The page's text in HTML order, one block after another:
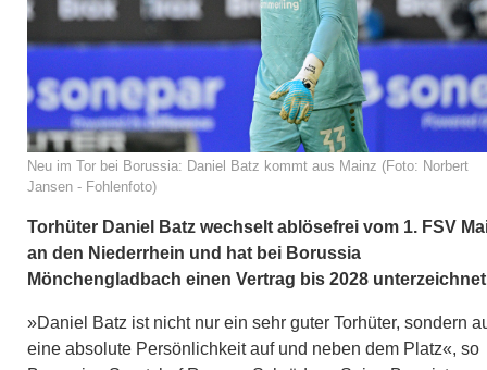
Neu im Tor bei Borussia: Daniel Batz kommt aus Mainz (Foto: Norbert
Jansen - Fohlenfoto)
Torhüter Daniel Batz wechselt ablösefrei vom 1. FSV
an den Niederrhein und hat bei Borussia
Mönchengladbach einen Vertrag bis 2028
»Daniel Batz ist nicht nur ein sehr guter Torhüter, sondern
eine absolute Persönlichkeit auf und neben dem Platz«, so